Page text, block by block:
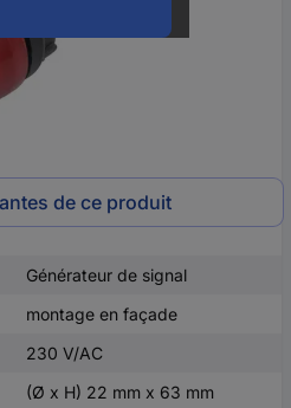
de ce produit
Générateur de signal
montage en façade
230 V/AC
(Ø x H) 22 mm x 63 mm